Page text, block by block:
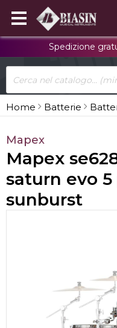
Spedizione
Home Batterie
Mapex
Mapex
saturn evo
sunburst